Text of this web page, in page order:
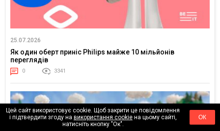
25.07.2026
Як один оберт приніс Philips майже 10 мільйонів
переглядів
0 3341
Цей сайт використовує cookie. Щоб закрити це повідомлення
і підтвердити згоду на використання cookieна цьому сайті,
натисніть кнопку "Ок".
ОК